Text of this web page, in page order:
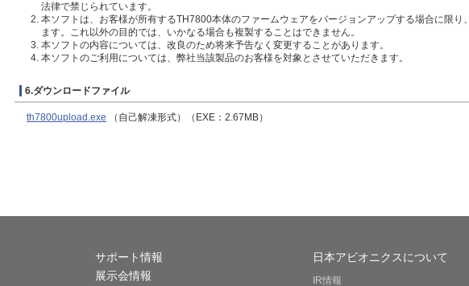
法律で禁じられています。
本ソフトは、お客様が所有するTH7800本体のファームウェアをバージョンアップする場合に限り
ます。これ以外の目的では、いかなる場合も複製することはできません。
本ソフトの内容については、改良のため将来予告なく変更することがあります。
本ソフトのご利用については、弊社当該製品のお客様を対象とさせていただきます。
6.ダウンロードファイル
th7800upload.exe （自己解凍形式）（EXE：2.67MB）
サポート情報
展示会情報
日本アビオニクスについて
IR情報